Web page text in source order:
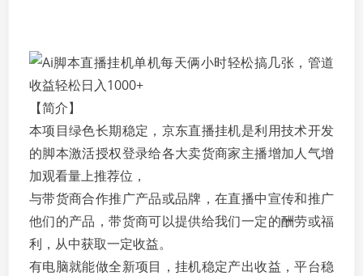
【简介】
本项目绿色长期稳定，京东直播挂机是利用技术开发
的脚本激活授权登录给各大卖货商家主播增加人气增
加观看量上推荐位，
与带货商合作推广产品或品牌，在直播中宣传和推广
他们的产品，带货商可以提供给我们一定的酬劳或福
利，从中获取一定收益。
有电脑就能做全新项目，挂机稳定产出收益，平台稳